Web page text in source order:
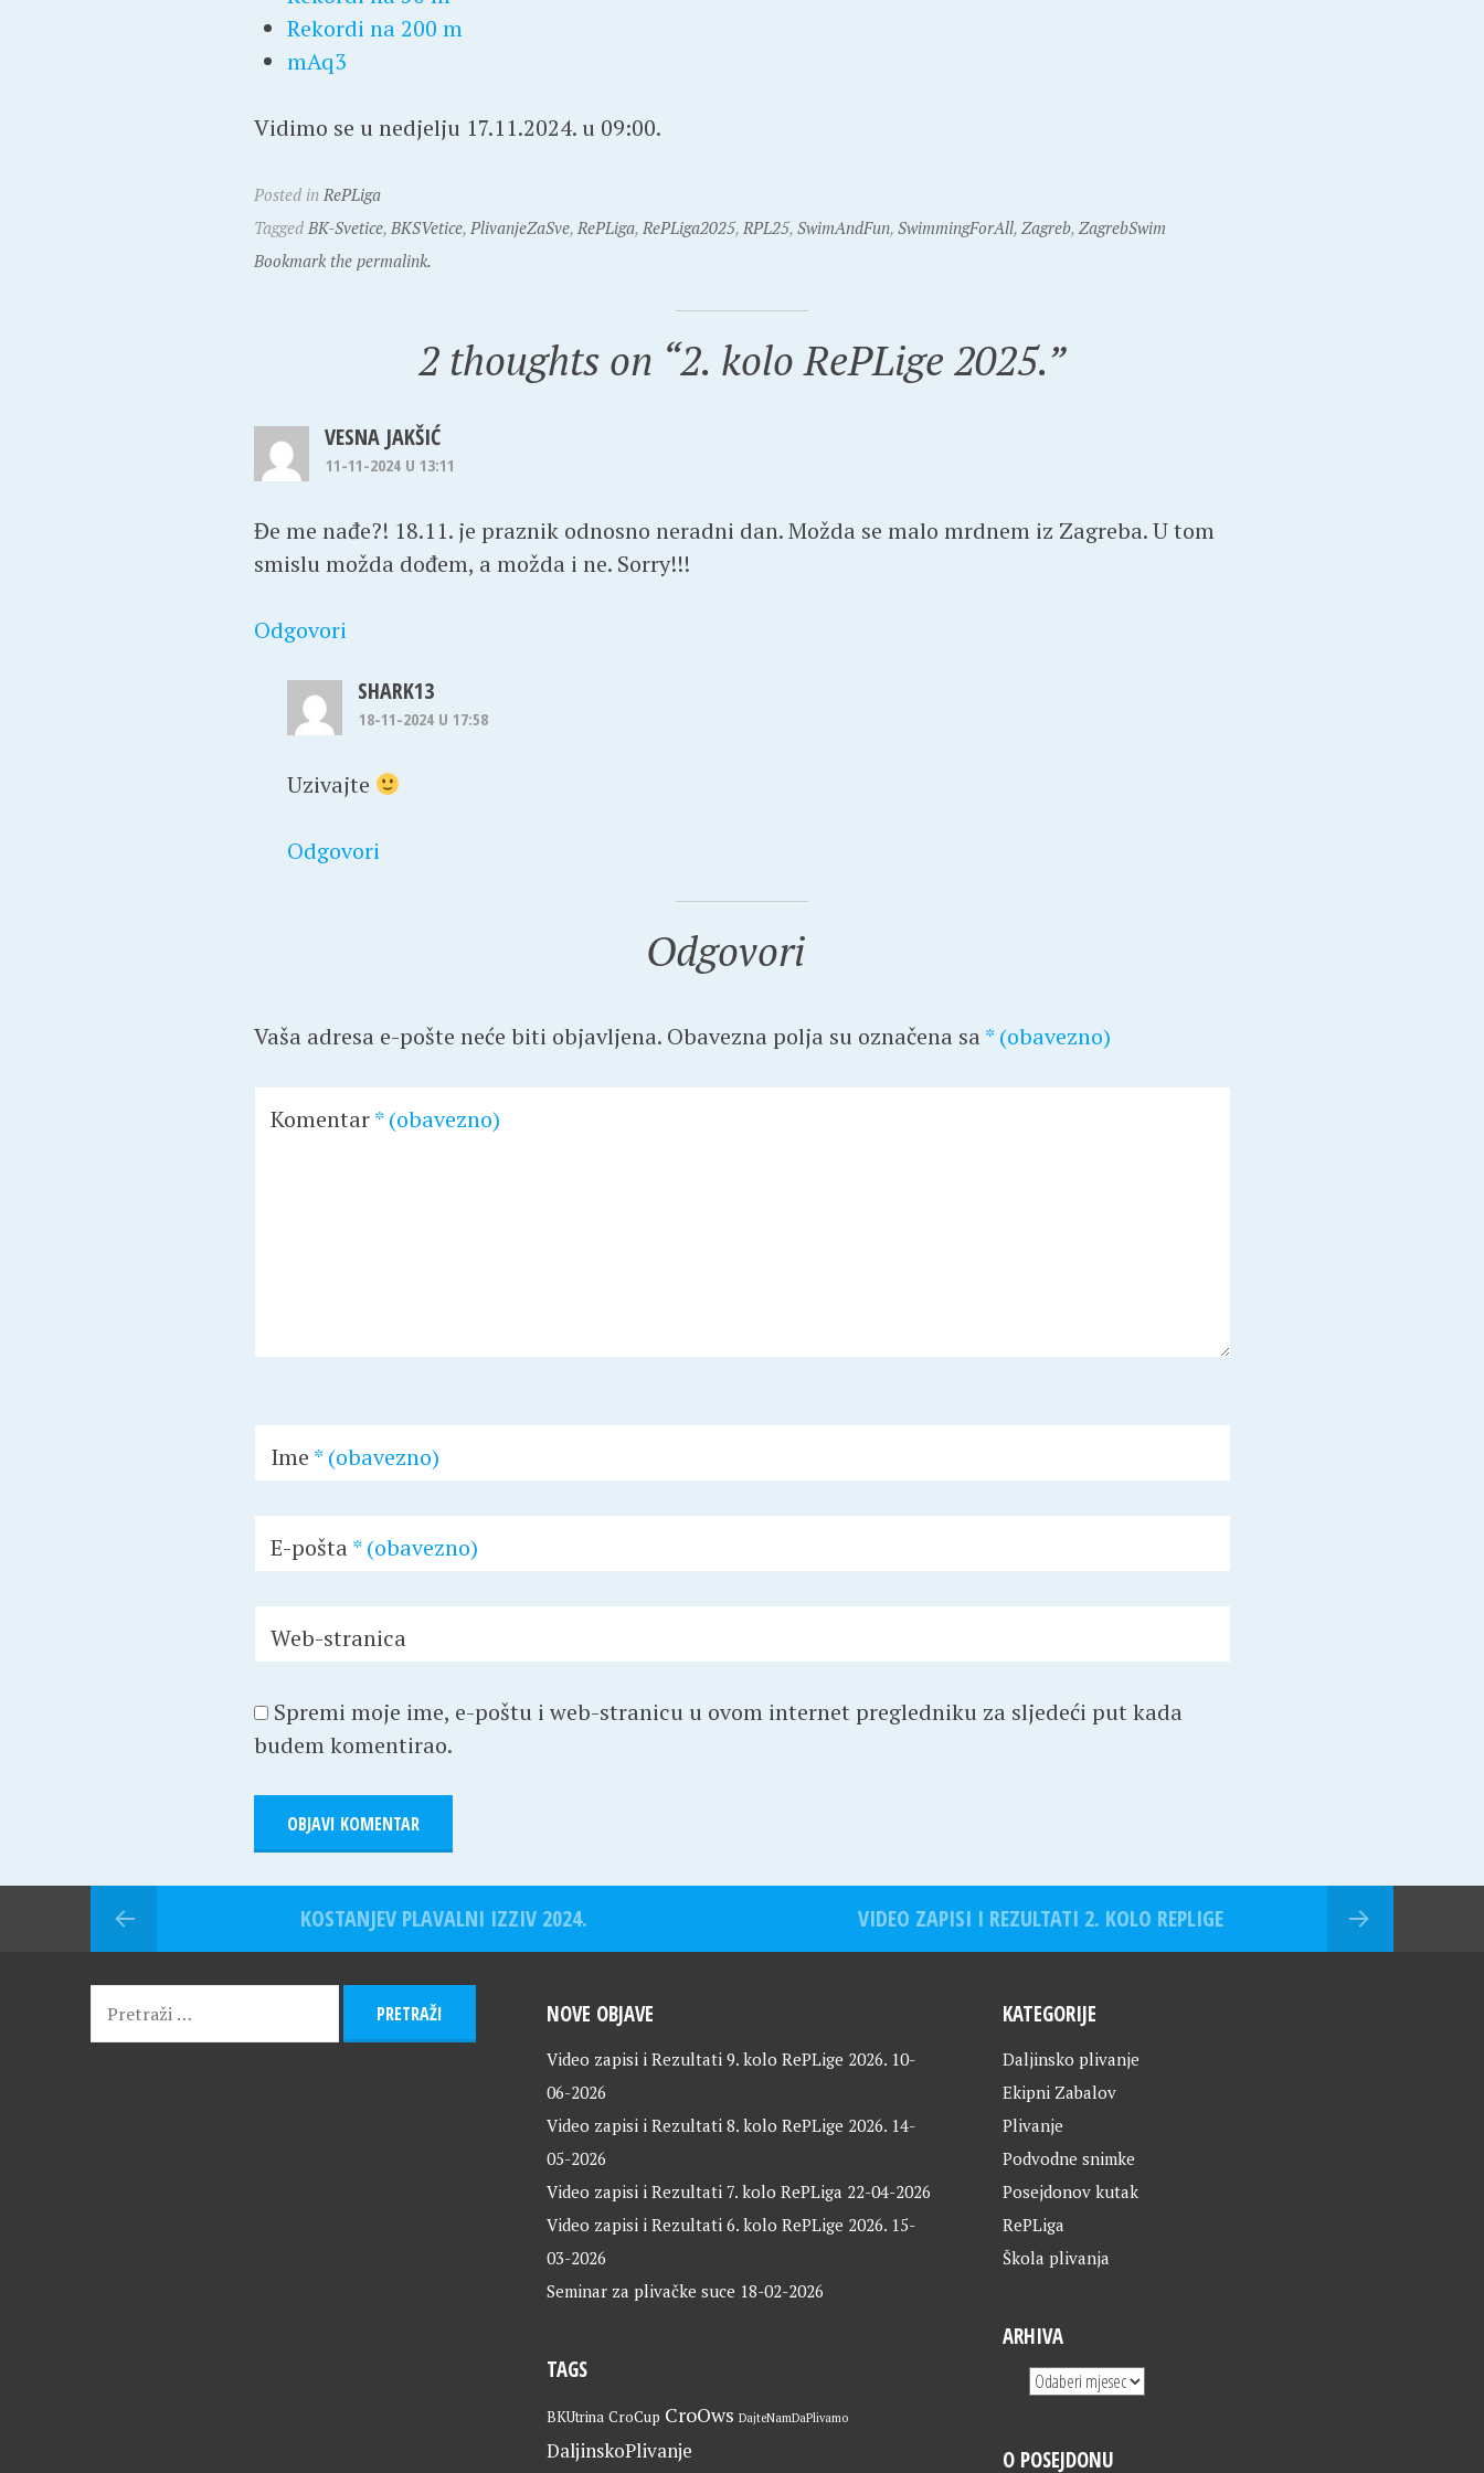
Rekordi na 200 m
mAq3
Vidimo se u nedjelju 17.11.2024. u 09:00.
Posted in RePLiga
Tagged BK-Svetice, BKSVetice, PlivanjeZaSve, RePLiga, RePLiga2025, RPL25, SwimAndFun, SwimmingForAll, Zagreb, ZagrebSwim
Bookmark the permalink.
2 thoughts on “2. kolo RePLige 2025.”
VESNA JAKŠIĆ
11-11-2024 U 13:11
Đe me nađe?! 18.11. je praznik odnosno neradni dan. Možda se malo mrdnem iz Zagreba. U tom
smislu možda dođem, a možda i ne. Sorry!!!
Odgovori
SHARK13
18-11-2024 U 17:58
Uzivajte
Odgovori
Odgovori
Vaša adresa e-pošte neće biti objavljena. Obavezna polja su označena sa * (obavezno)
Komentar* (obavezno)
Ime * (obavezno)
E-pošta * (obavezno)
Web-stranica
Spremi moje ime, e-poštu i web-stranicu u ovom internet pregledniku za sljedeći put kada
budem komentirao.
KOSTANJEV PLAVALNI IZZIV 2024. VIDEO ZAPISI I REZULTATI 2. KOLO REPLIGE
NOVE OBJAVE
Video zapisi i Rezultati 9. kolo RePLige 2026. 10-
06-2026
Video zapisi i Rezultati 8. kolo RePLige 2026. 14-
05-2026
Video zapisi i Rezultati 7. kolo RePLiga 22-04-2026
Video zapisi i Rezultati 6. kolo RePLige 2026. 15-
03-2026
Seminar za plivačke suce 18-02-2026
TAGS
BKUtrina CroCup CroOws DajteNamDaPlivamo
DaljinskoPlivanje
KATEGORIJE
Daljinsko plivanje
Ekipni Zabalov
Plivanje
Podvodne snimke
Posejdonov kutak
RePLiga
Škola plivanja
ARHIVA
O POSEJDONU